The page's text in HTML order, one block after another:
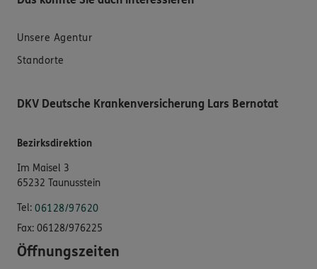
Unsere Agentur
Standorte
DKV Deutsche Krankenversicherung Lars Bernotat
Bezirksdirektion
Im Maisel 3
65232 Taunusstein
Tel: 06128/97620
Fax: 06128/976225
Öffnungszeiten